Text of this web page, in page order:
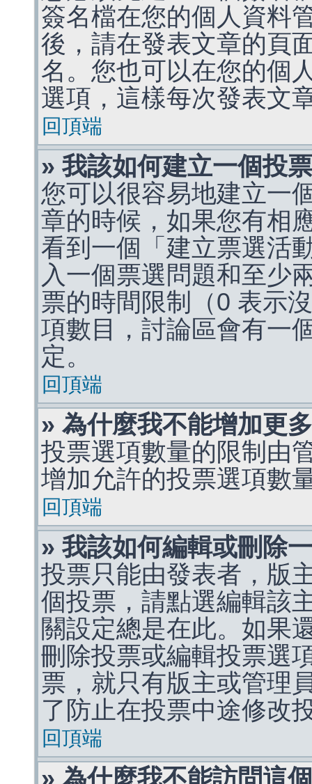
簽名檔在您的個人資料
後，請在發表文章的頁
名。您也可以在您的個
選項，這樣每次發表文
回頂端
» 我該如何建立一個投
您可以很容易地建立一
章的時候，如果您有相
看到一個「建立票選活
入一個票選問題和至少
票的時間限制（0 表示
項數目，討論區會有一
定。
回頂端
» 為什麼我不能增加更
投票選項數量的限制由
增加允許的投票選項數
回頂端
» 我該如何編輯或刪除
投票只能由發表者，版
個投票，請點選編輯該
關設定總是在此。如果
刪除投票或編輯投票選
票，就只有版主或管理
了防止在投票中途修改
回頂端
» 為什麼我不能訪問這